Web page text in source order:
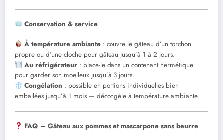
Conservation & service
À température ambiante : couvre le gâteau d’un torchon
propre ou d’une cloche pour gâteau jusqu’à 1 à 2 jours.
Au réfrigérateur : place-le dans un contenant hermétique
pour garder son moelleux jusqu’à 3 jours.
Congélation : possible en portions individuelles bien
emballées jusqu’à 1 mois — décongèle à température ambiante.
FAQ – Gâteau aux pommes et mascarpone sans beurre